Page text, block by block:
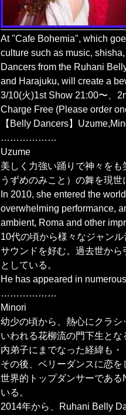
At "Cafe Bohemia", which
culture such as music,
Dancers from the Ruhani
and Harajuku, will create a
3/10(火)1st Show 21:00〜、
Charge Free (Please order
【Belly Dancers】
………………
Uzume
美しく力強い踊りで神々を
うずめのみこと）の舞を現世
In 2010, she entered the
overwhelming performance,
ambient, Roma and other
10代の頃から様々なジャン
サウンドを好む。過去世か
としている。
He has appeared in
………………
Minori
幼少の頃から、熱心にクラ
いわれる花柳流の門下生とな
内弟子にまでなった経緯も・
その後、ベリーダンスに恋を
世界的トップダンサーであ
いる。
2014年から、Ruhani Belly